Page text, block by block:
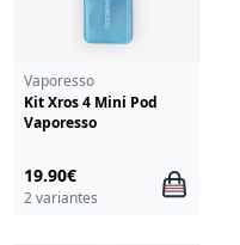
Vaporesso
Kit Xros 4 Mini Pod
Vaporesso
19.90€
2 variantes